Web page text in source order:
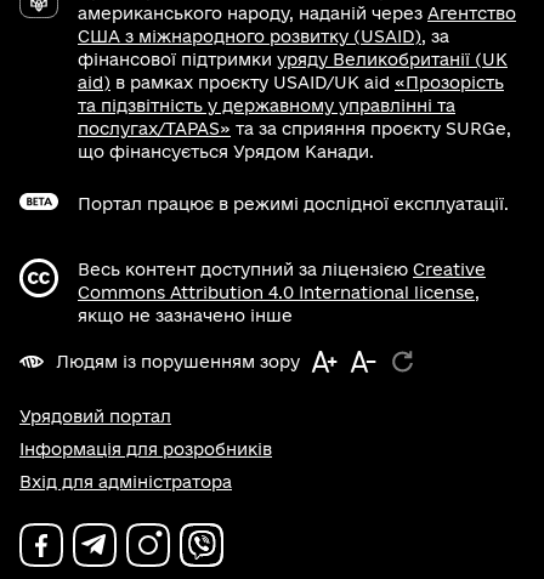
американського народу, наданій через Агентство
США з міжнародного розвитку (USAID), за
фінансової підтримки уряду Великобританії (UK
aid) в рамках проєкту USAID/UK aid «Прозорість
та підзвітність у державному управлінні та
послугах/TAPAS» та за сприяння проєкту SURGe,
що фінансується Урядом Канади.
Портал працює в режимі дослідної експлуатації.
Весь контент доступний за ліцензією Creative
Commons Attribution 4.0 International license,
якщо не зазначено інше
Людям із порушенням зору
Урядовий портал
Інформація для розробників
Вхід для адміністратора